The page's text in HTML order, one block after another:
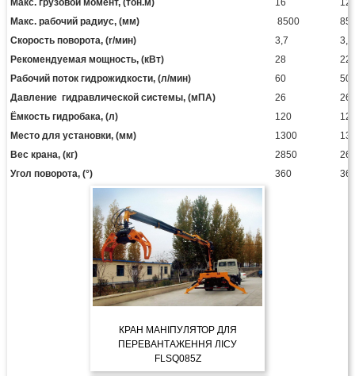
Макс. грузовой момент, (тон.м)
16
12
Макс. рабочий радиус, (мм)
8500
Скорость поворота, (r/мин)
3,7
3,7
Рекомендуемая мощность, (кВт)
28
22
Рабочий поток гидрожидкости, (л/мин)
60
50
Давление гидравлической системы, (мПА)
26
26
Ёмкость гидробака, (л)
120
Место для установки, (мм)
1300
Вес крана, (кг)
2850
Угол поворота, (°)
360
КРАН МАНІПУЛЯТОР ДЛЯ
ПЕРЕВАНТАЖЕННЯ ЛІСУ
FLSQ085Z